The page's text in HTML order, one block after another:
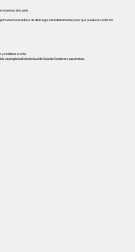
nuestro sitio web.
un enlace de descarga inmediatamente para que pueda acceder sin
y celebrar el arte.
es propiedad intelectual de Sunrise Sessions y sus artistas.